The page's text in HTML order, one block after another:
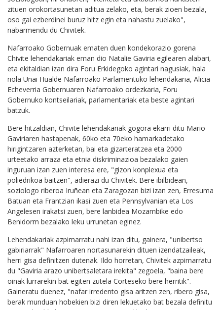
zituen orokortasunetan aditua zelako, eta, berak zioen bezala,
oso gai ezberdinei buruz hitz egin eta nahastu zuelako",
nabarmendu du Chivitek.
Nafarroako Gobernuak ematen duen kondekorazio gorena
Chivite lehendakariak eman dio Natalie Gaviria egilearen alabari,
eta ekitaldian izan dira Foru Erkidegoko agintari nagusiak, hala
nola Unai Hualde Nafarroako Parlamentuko lehendakaria, Alicia
Echeverria Gobernuaren Nafarroako ordezkaria, Foru
Gobernuko kontseilariak, parlamentariak eta beste agintari
batzuk.
Bere hitzaldian, Chivite lehendakariak gogora ekarri ditu Mario
Gaviriaren hastapenak, 60ko eta 70eko hamarkadetako
hirigintzaren azterketan, bai eta gizarteratzea eta 2000
urteetako arraza eta etnia diskriminazioa bezalako gaien
inguruan izan zuen interesa ere, "gizon konplexua eta
poliedrikoa baitzen", adierazi du Chivitek. Bere ibilbidean,
soziologo riberoa Iruñean eta Zaragozan bizi izan zen, Erresuma
Batuan eta Frantzian ikasi zuen eta Pennsylvanian eta Los
Angelesen irakatsi zuen, bere lanbidea Mozambike edo
Benidorm bezalako leku urrunetan eginez.
Lehendakariak azpimarratu nahi izan ditu, gainera, "unibertso
gabiriarrak" Nafarroaren nortasunarekin dituen izendatzaileak,
herri gisa definitzen dutenak. Ildo horretan, Chivitek azpimarratu
du "Gaviria arazo unibertsaletara irekita" zegoela, "baina bere
oinak lurrarekin bat egiten zutela Corteseko bere herritik".
Gaineratu duenez, "nafar irredento gisa aritzen zen, ribero gisa,
berak munduan hobekien bizi diren lekuetako bat bezala definitu